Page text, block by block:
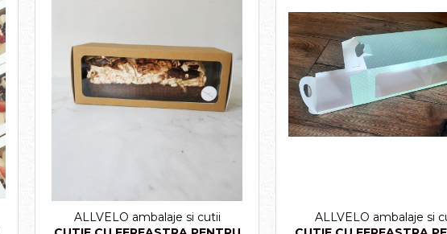
ALLVELO ambalaje si cutii
ALLVELO ambalaje si